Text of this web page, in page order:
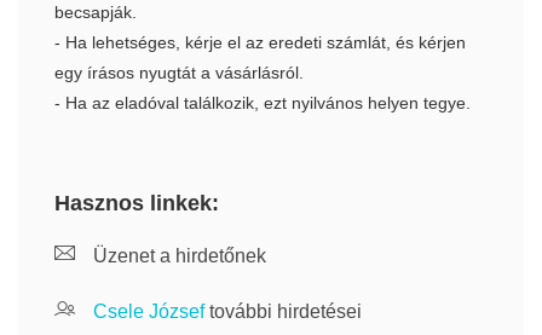
becsapják.
- Ha lehetséges, kérje el az eredeti számlát, és kérjen
egy írásos nyugtát a vásárlásról.
- Ha az eladóval találkozik, ezt nyilvános helyen tegye.
Hasznos linkek:
Üzenet a hirdetőnek
Csele Józseftovábbi hirdetései